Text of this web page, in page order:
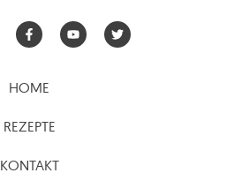
Beiträge
HOME
REZEPTE
KONTAKT